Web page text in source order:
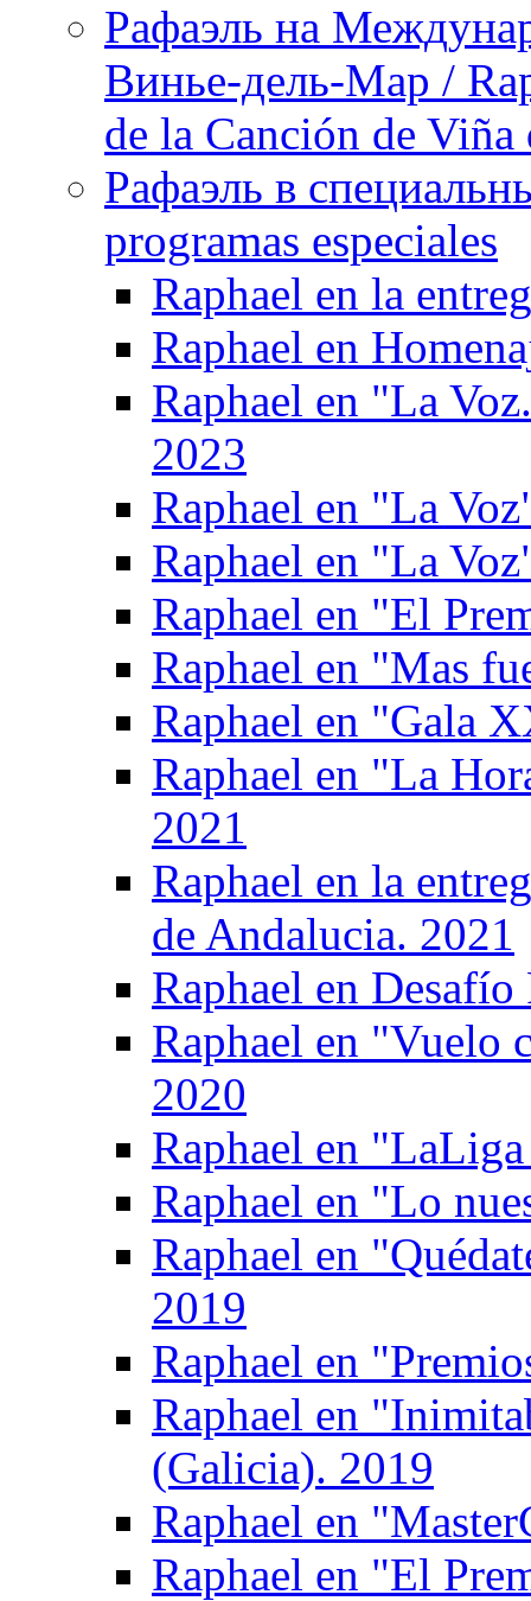
Рафаэль на
Винье-дель-Мар /
de la Canción de
Рафаэль в
programas especiales
Raphael en la
Raphael en
Raphael en "La
2023
Raphael en "La
Raphael en "La
Raphael en "El
Raphael en "Mas
Raphael en "Gala
Raphael en "La
2021
Raphael en la
de Andalucia. 2021
Raphael en
Raphael en "Vuelo
2020
Raphael en
Raphael en "Lo
Raphael en
2019
Raphael en
Raphael en
(Galicia). 2019
Raphael en
Raphael en "El